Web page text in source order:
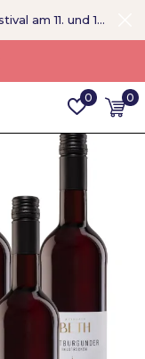
0 0
Neuigkeiten: Not Your Average Winefestival am 11. und 12. September >